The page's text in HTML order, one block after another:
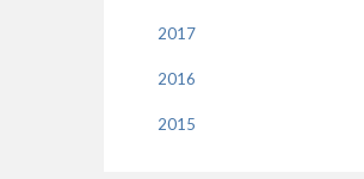
2017
2016
2015